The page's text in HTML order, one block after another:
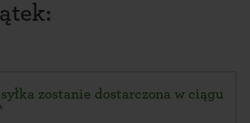
zostanie dostarczona w ciągu